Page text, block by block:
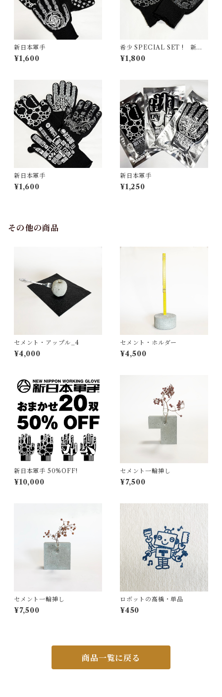
新日本軍手
¥1,600
希少 SPECIAL SET ! 新日
本軍手シルバー ラスト2双セ
ット
¥1,800
新日本軍手
¥1,600
新日本軍手
¥1,250
その他の商品
セメント・アップル_4
¥4,000
セメント・ホルダー
¥4,500
新日本軍手 50%OFF!
¥10,000
セメント一輪挿し
¥7,500
セメント一輪挿し
¥7,500
ロボットの高橋・単品
¥450
商品一覧に戻る